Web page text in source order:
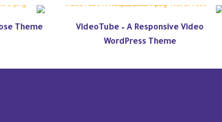
VideoTube – A Responsive Video
WordPress Theme
Theme